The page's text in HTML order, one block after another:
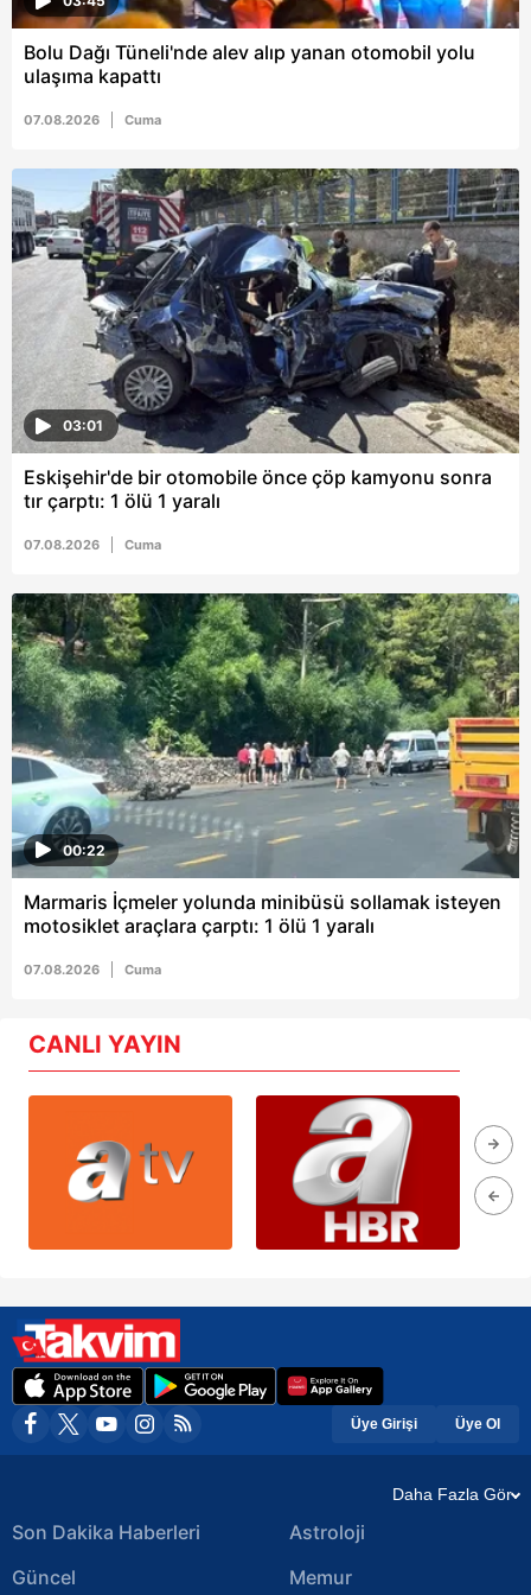
vasıtasıyla belirleyebilirsiniz. Çerezlere ilişkin detaylı bilgi
için Ayarlar butonuna tıklayabilir,Çerez Bilgilendirme
Metnimiziziyaret edebilirsiniz.
hazırlanmış Aydınlatma Metnimizi okumak ve sitemizde
ilgili mevzuata uygun olarak kullanılan çerezlerle ilgili bilgi
almak için lütfentıklayınız.
Bolu Dağı Tüneli'nde alev alıp yanan otomobil yolu
ulaşıma kapattı
07.08.2026 Cuma
03:01
Eskişehir'de bir otomobile önce çöp kamyonu sonra
tır çarptı: 1 ölü 1 yaralı
07.08.2026 Cuma
00:22
Marmaris İçmeler yolunda minibüsü sollamak isteyen
motosiklet araçlara çarptı: 1 ölü 1 yaralı
07.08.2026 Cuma
CANLI YAYIN
Üye Girişi Üye Ol
Daha Fazla Gör
Son Dakika Haberleri
Güncel
Astroloji
Memur